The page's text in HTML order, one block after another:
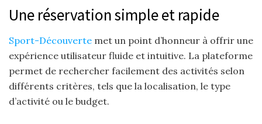
Une réservation simple et rapide
Sport-Découverte met un point d’honneur à offrir une
expérience utilisateur fluide et intuitive. La plateforme
permet de rechercher facilement des activités selon
différents critères, tels que la localisation, le type
d’activité ou le budget.